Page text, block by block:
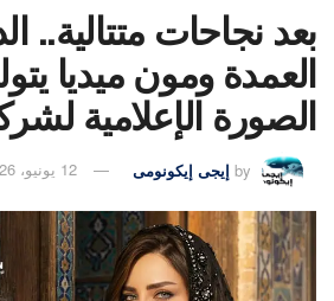
بعد نجاحات متتالية..
العمدة ومون ميديا
الصورة الإعلامية
by إيجى إيكونومى 12 يونيو، 2026